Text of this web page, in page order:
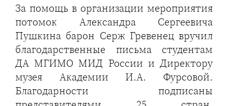
За помощь в организации мероприятия
потомок Александра Сергеевича
Пушкина барон Серж Гревенец вручил
благодарственные письма студентам
ДА МГИМО МИД России и Директору
музея Академии И.А. Фурсовой.
Благодарности подписаны